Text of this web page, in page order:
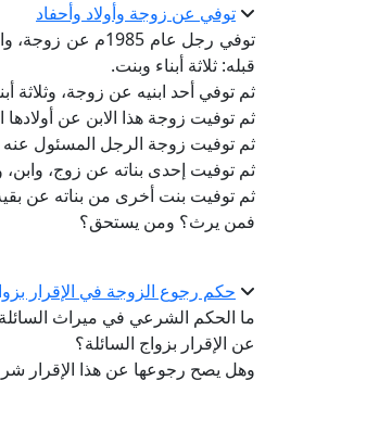
توفي عن زوجة وأولاد وأحفاد
توفي رجل عام
قبله: ثلاثة أبناء وبنت.
ثم توفي أحد ابنيه عن زوجة، وثلاثة
ثم توفيت زوجة هذا الابن عن أولادها
ثم توفيت زوجة الرجل المسئول عنه
ثم توفيت إحدى بناته عن زوج، وابن،
ثم توفيت بنت أخرى من بناته عن
فمن يرث؟ ومن يستحق؟
حكم رجوع الزوجة في الإقرار
ما الحكم الشرعي في ميراث السائلة
عن الإقرار بزواج السائلة؟
وهل يصح رجوعها عن هذا الإقرار